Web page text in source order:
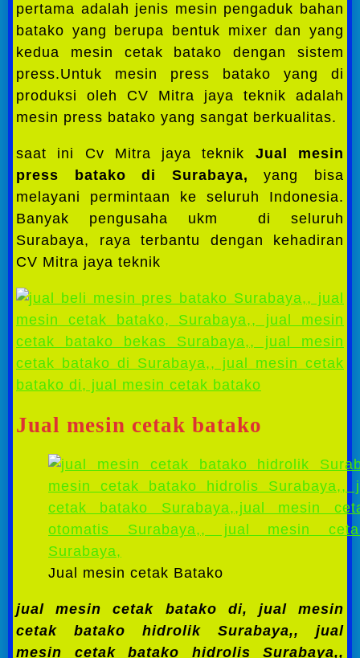
pertama adalah jenis mesin pengaduk bahan
batako yang berupa bentuk mixer dan yang
kedua mesin cetak batako dengan sistem
press.Untuk mesin press batako yang di
produksi oleh CV Mitra jaya teknik adalah
mesin press batako yang sangat berkualitas.
saat ini Cv Mitra jaya teknik Jual mesin
press batako di Surabaya,yang bisa
melayani permintaan ke seluruh Indonesia.
Banyak pengusaha ukm di seluruh
Surabaya, raya terbantu dengan kehadiran
CV Mitra jaya teknik
Jual mesin cetak batako
Jual mesin cetak Batako
jual mesin cetak batako di, jual mesin
cetak batako hidrolik Surabaya,, jual
mesin cetak batako hidrolis Surabaya,,